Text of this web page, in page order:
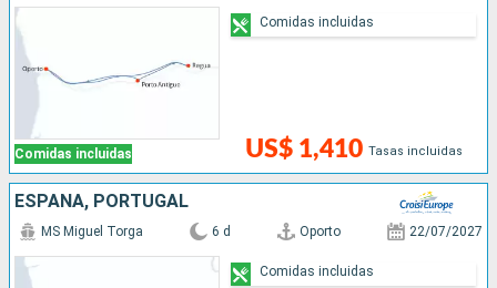
Comidas incluidas US$ 1,410 Tasas incluidas
Comidas incluidas
ESPAÑA, PORTUGAL
MS Miguel Torga 6 d Oporto 22/07/2027
Comidas incluidas